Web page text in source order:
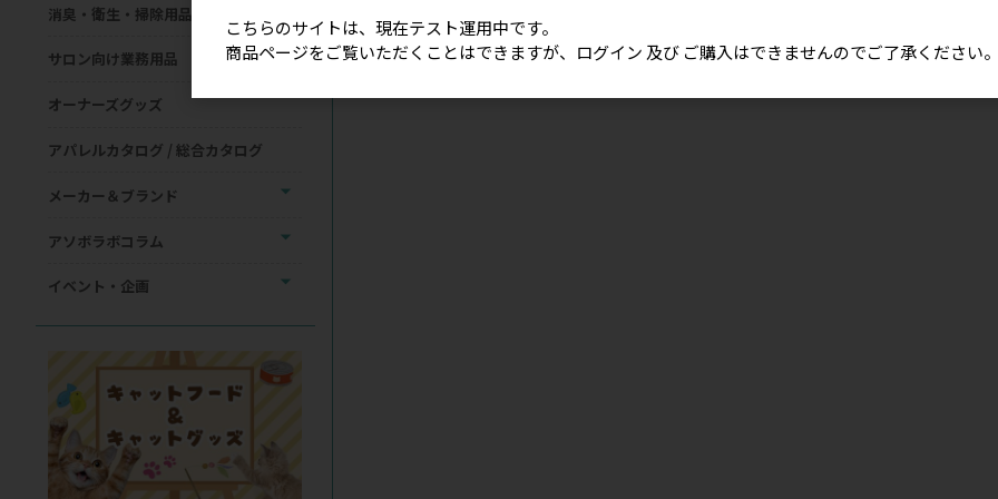
消臭・衛生・掃除用品
サロン向け業務用品
オーナーズグッズ
アパレルカタログ / 総合カタログ
メーカー＆ブランド
アソボラボコラム
イベント・企画
こちらのサイトは、現在テスト運用中です。
商品ページをご覧いただくことはできますが、ログイン 及び ご購入はできませんのでご了承ください